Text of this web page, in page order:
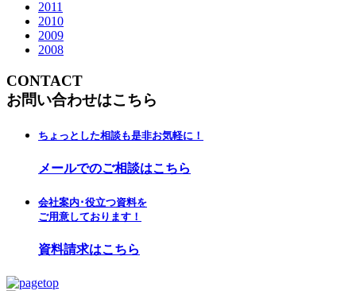
2011
2010
2009
2008
CONTACT
お問い合わせはこちら
ちょっとした相談も是非お気軽に！
メールでのご相談はこちら
会社案内･役立つ資料を
ご用意しております！
資料請求はこちら